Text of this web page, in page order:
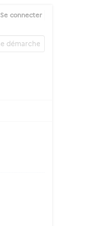
Se connecter